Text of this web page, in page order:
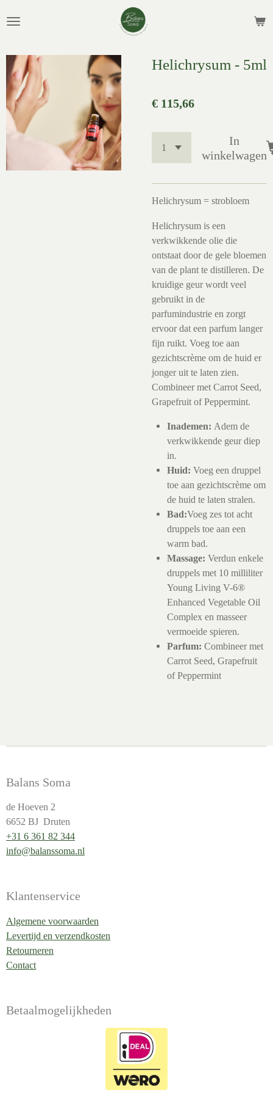
direct
de
hoofdinhoud
Helichrysum - 5ml
€ 115,66
In
winkelwagen
Helichrysum = strobloem
Helichrysum is een
verkwikkende olie die
ontstaat door de gele bloemen
van de plant te distilleren. De
kruidige geur wordt veel
gebruikt in de
parfumindustrie en zorgt
ervoor dat een parfum langer
fijn ruikt. Voeg toe aan
gezichtscrème om de huid er
jonger uit te laten zien.
Combineer met Carrot Seed,
Grapefruit of Peppermint.
Inademen: Adem de
verkwikkende geur diep
in.
Huid: Voeg een druppel
toe aan gezichtscrème om
de huid te laten stralen.
Bad:Voeg zes tot acht
druppels toe aan een
warm bad.
Massage: Verdun enkele
druppels met 10 milliliter
Young Living V-6®
Enhanced Vegetable Oil
Complex en masseer
vermoeide spieren.
Parfum: Combineer met
Carrot Seed, Grapefruit
of Peppermint
Balans Soma
de Hoeven 2
6652 BJ Druten
+31 6 361 82 344
info@balanssoma.nl
Klantenservice
Algemene voorwaarden
Levertijd en verzendkosten
Retourneren
Contact
Betaalmogelijkheden